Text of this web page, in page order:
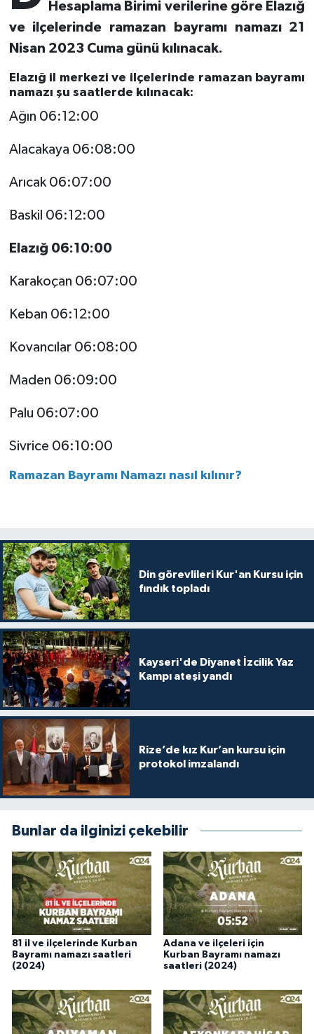
Hesaplama Birimi verilerine göre Elazığ
ve ilçelerinde ramazan bayramı namazı 21
Nisan 2023 Cuma günü kılınacak.
Elazığ il merkezi ve ilçelerinde ramazan bayramı
namazı şu saatlerde kılınacak:
Ağın 06:12:00
Alacakaya 06:08:00
Arıcak 06:07:00
Baskil 06:12:00
Elazığ 06:10:00
Karakoçan 06:07:00
Keban 06:12:00
Kovancılar 06:08:00
Maden 06:09:00
Palu 06:07:00
Sivrice 06:10:00
Ramazan Bayramı Namazı nasıl kılınır?
Din görevlileri Kur'an Kursu için
fındık topladı
Kayseri'de Diyanet İzcilik Yaz
Kampı ateşi yandı
Rize’de kız Kur’an kursu için
protokol imzalandı
Bunlar da ilginizi çekebilir
81 il ve ilçelerinde Kurban
Bayramı namazı saatleri
(2024)
Adana ve ilçeleri için
Kurban Bayramı namazı
saatleri (2024)
Bayburt Müftülüğü
Bilecik Müftülüğü
Bingöl Müftülüğü
Bitlis Müftülüğü
Bolu Müftülüğü
Denizli Müftülüğü
Diyarbakır Müftülüğü
Düzce Müftülüğü
Edirne Müftülüğü
Erzincan Müftülüğü
Erzurum Müftülüğü
Eskişehir Müftülüğü
Gaziantep Müftülüğü
Giresun Müftülüğü
Gümüşhane Müftülüğü
Hakkari Müftülüğü
Iğdır Müftülüğü
Isparta Müftülüğü
İstanbul Müftülüğü
İzmir Müftülüğü
Karabük Müftülüğü
Kültür-Sanat
Aile
Sağlık
Makaleler
Diyanet TV
İhtida Haberleri
YAŞAM